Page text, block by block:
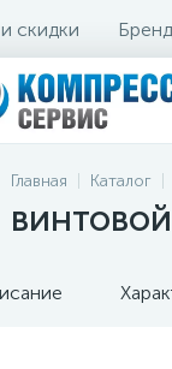
скидки
Главная Каталог